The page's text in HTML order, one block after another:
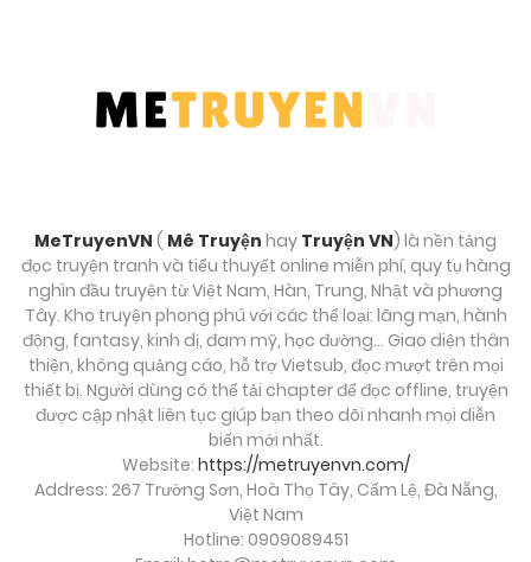
Chương 9
Tháng 9 29, 2025
Chương 7
Tháng 9 29, 2025
Chương 6
Chương 5
MeTruyenVN ( Mê Truyện hay Truyện VN) là nền tảng
đọc truyện tranh và tiểu thuyết online miễn phí, quy tụ hàng
nghìn đầu truyện từ Việt Nam, Hàn, Trung, Nhật và phương
Tây. Kho truyện phong phú với các thể loại: lãng mạn, hành
động, fantasy, kinh dị, đam mỹ, học đường… Giao diện thân
thiện, không quảng cáo, hỗ trợ Vietsub, đọc mượt trên mọi
thiết bị. Người dùng có thể tải chapter để đọc offline, truyện
được cập nhật liên tục giúp bạn theo dõi nhanh mọi diễn
biến mới nhất.
Website: https://metruyenvn.com/
Address: 267 Trường Sơn, Hoà Thọ Tây, Cẩm Lệ, Đà Nẵng,
Việt Nam
Hotline: 0909089451